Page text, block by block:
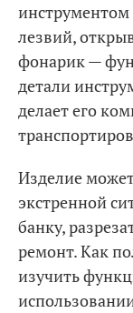
лезвий,
фонарик —
детали
делает его
Изделие
экстренной
банку,
ремонт. Как
изучить